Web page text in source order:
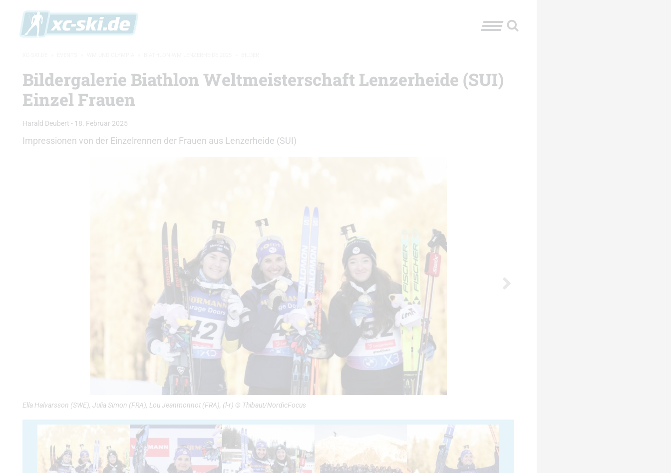
Bildergalerie Biathlon Weltmeisterschaft Lenzerheide (SUI)
Einzel Frauen
Harald Deubert - 18. Februar 2025
Impressionen von der Einzelrennen der Frauen aus Lenzerheide (SUI)
Ella Halvarsson (SWE), Julia Simon (FRA), Lou Jeanmonnot (FRA), (l-r) © Thibaut/NordicFocus